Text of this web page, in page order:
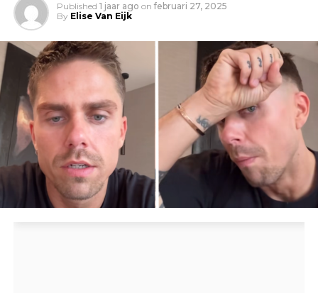
Published 1 jaar ago on februari 27, 2025
By Elise Van Eijk